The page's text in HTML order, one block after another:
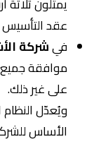
عقد
فيشركة
موافقة جميع
على غير ذلك.
ويُعدّل
الأساس